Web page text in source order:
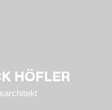
HÖFLER